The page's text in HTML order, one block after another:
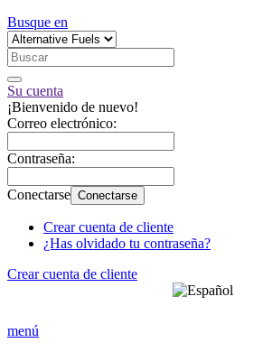
Busque en
Su cuenta
¡Bienvenido de nuevo!
Correo electrónico:
Contraseña:
Conectarse Conectarse
Crear cuenta de cliente
¿Has olvidado tu contraseña?
Crear cuenta de cliente
menú